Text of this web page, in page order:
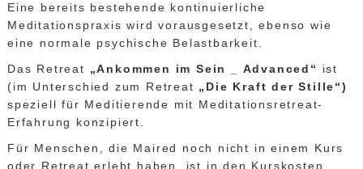
Eine bereits bestehende kontinuierliche
Meditationspraxis wird vorausgesetzt, ebenso wie
eine normale psychische Belastbarkeit.
Das Retreat „Ankommen im Sein _ Advanced“ ist
(im Unterschied zum Retreat „Die Kraft der Stille“)
speziell für Meditierende mit Meditationsretreat-
Erfahrung konzipiert.
Für Menschen, die Maired noch nicht in einem Kurs
oder Retreat erlebt haben, ist in den Kurskosten